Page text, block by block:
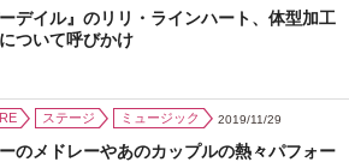
ーデイル』のリリ・ラインハート、体型加工
ついて呼びかけ
ステージ ミュージック 2019/11/29
のメドレーやあのカップルの熱々パフォー